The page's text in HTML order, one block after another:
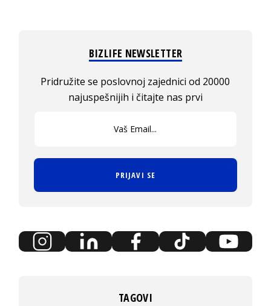
BIZLIFE NEWSLETTER
Pridružite se poslovnoj zajednici od 20000
najuspešnijih i čitajte nas prvi
PRIJAVI SE
TAGOVI